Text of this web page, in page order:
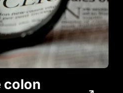
colon